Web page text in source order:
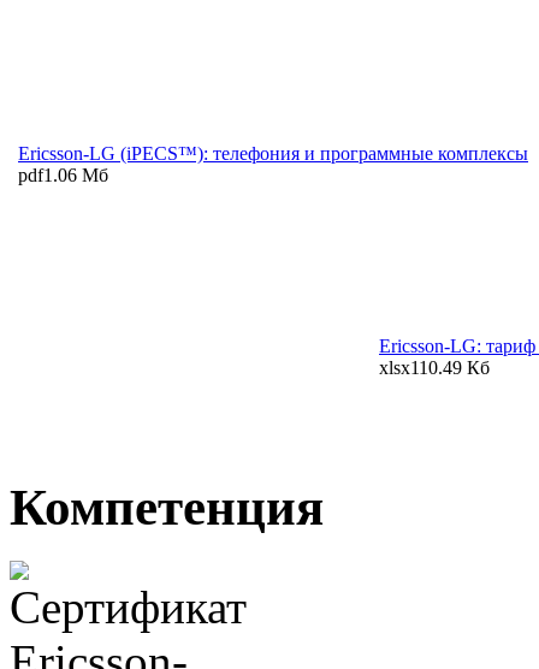
Ericsson-LG (iPECS™): телефония и программные комплексы
pdf1.06 Мб
Ericsson-LG: тариф
xlsx110.49 Кб
Компетенция